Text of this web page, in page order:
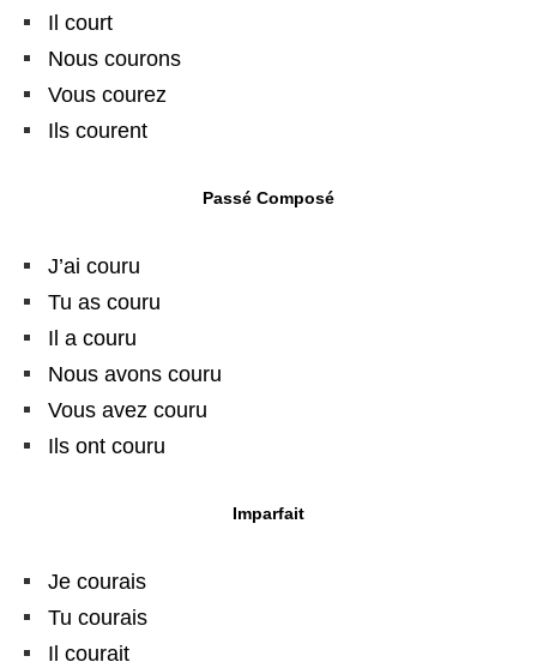
Il court
Nous courons
Vous courez
Ils courent
Passé Composé
J’ai couru
Tu as couru
Il a couru
Nous avons couru
Vous avez couru
Ils ont couru
Imparfait
Je courais
Tu courais
Il courait